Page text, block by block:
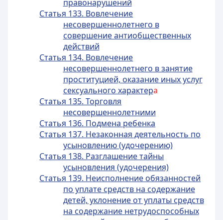
правонарушений
Статья 133. Вовлечение
несовершеннолетнего в
совершение антиобщественных
действий
Статья 134. Вовлечение
несовершеннолетнего в занятие
проституцией, оказание иных услуг
сексуального характера
Статья 135. Торговля
несовершеннолетними
Статья 136. Подмена ребенка
Статья 137. Незаконная деятельность по
усыновлению (удочерению)
Статья 138. Разглашение тайны
усыновления (удочерения)
Статья 139. Неисполнение обязанностей
по уплате средств на содержание
детей, уклонение от уплаты средств
на содержание нетрудоспособных